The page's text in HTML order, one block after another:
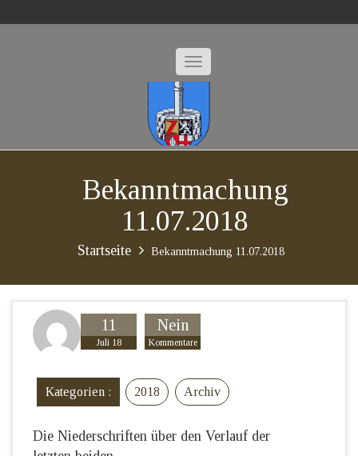
Bekanntmachung
11.07.2018
Startseite Bekanntmachung 11.07.2018
11
Juli 18
Nein
Kommentare
Kategorien : 2018 Archiv
Die Niederschriften über den Verlauf der